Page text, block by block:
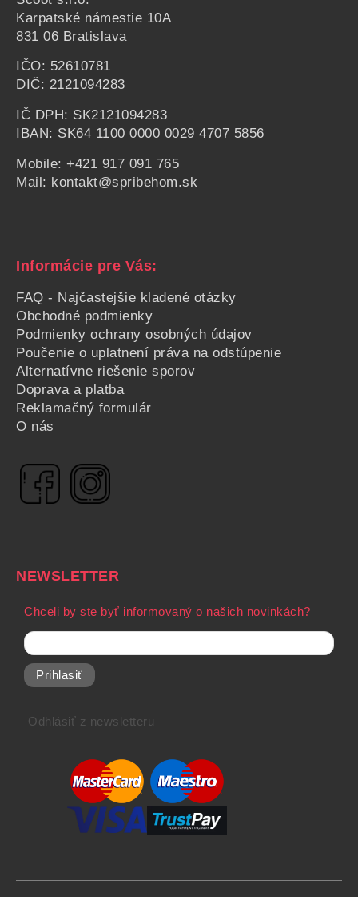
Karpatské námestie 10A
831 06 Bratislava
IČO: 52610781
DIČ: 2121094283
IČ DPH: SK2121094283
IBAN: SK64 1100 0000 0029 4707 5856
Mobile: +421 917 091 765
Mail: kontakt@spribehom.sk
Informácie pre Vás:
FAQ - Najčastejšie kladené otázky
Obchodné podmienky
Podmienky ochrany osobných údajov
Poučenie o uplatnení práva na odstúpenie
Alternatívne riešenie sporov
Doprava a platba
Reklamačný formulár
O nás
NEWSLETTER
Chceli by ste byť informovaný o našich novinkách?
Prihlasiť
Odhlásiť z newsletteru